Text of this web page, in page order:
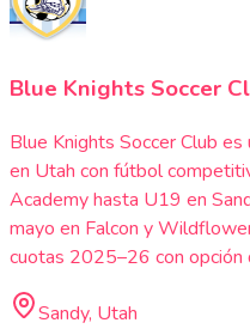
Blue Knights Soccer
Blue Knights Soccer Club es
en Utah con fútbol
Academy hasta U19 en
mayo en Falcon y
cuotas 2025–26 con opción
Sandy, Utah